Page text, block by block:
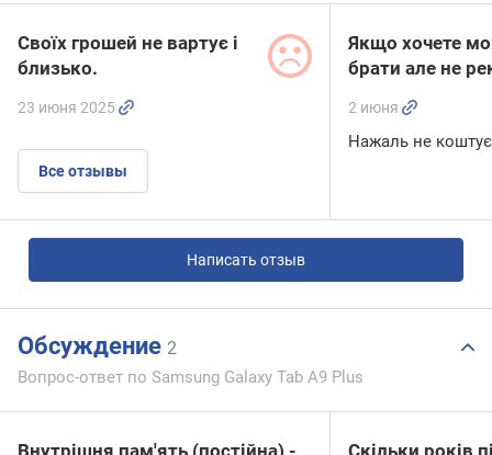
Своїх грошей не вартує і
близько.
23 июня 2025
Все отзывы
Якщо хочете
брати але не
2 июня
Нажаль не
Написать отзыв
Обсуждение 2
Вопрос-ответ по Samsung Galaxy Tab A9 Plus
Внутрішня пам'ять (постійна) - Скільки років